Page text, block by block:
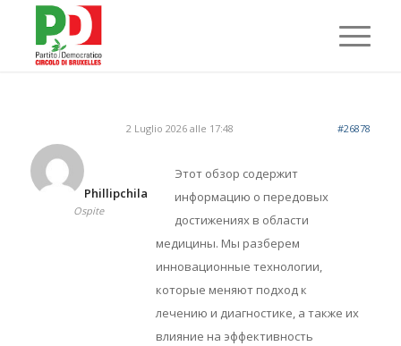
2 Luglio 2026 alle 17:48 #26878
Phillipchila
Ospite
Этот обзор содержит
информацию о передовых
достижениях в области
медицины. Мы разберем
инновационные технологии,
которые меняют подход к
лечению и диагностике, а также их
влияние на эффективность